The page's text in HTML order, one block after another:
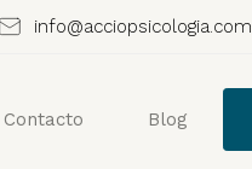
info@acciopsicologia.com
Contacto Blog